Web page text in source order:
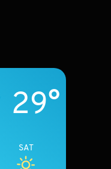
29°
SAT